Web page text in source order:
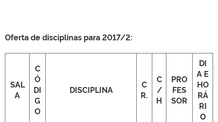
Oferta de disciplinas para 2017/2:
SAL
A
C
Ó
DI
G
O
DISCIPLINA
C
R.
C
/
H
PRO
FES
SOR
DI
A E
HO
RÁ
RI
O